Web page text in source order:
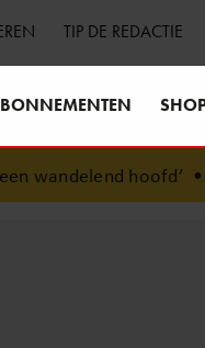
TIP DE REDACTIE
•Janine Abbring